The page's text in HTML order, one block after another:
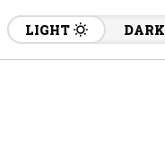
LIGHT DARK